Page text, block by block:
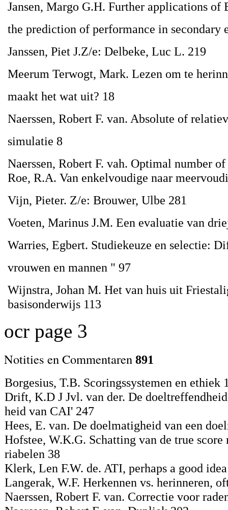
Jansen, Margo G.H. Further applications of
the prediction of performance in secondary
Janssen, Piet J.Z/e: Delbeke, Luc L. 219
Meerum Terwogt, Mark. Lezen om te
maakt het wat uit? 18
Naerssen, Robert F. van. Absolute of
simulatie 8
Naerssen, Robert F. vah. Optimal number
Roe, R.A. Van enkelvoudige naar
Vijn, Pieter. Z/e: Brouwer, Ulbe 281
Voeten, Marinus J.M. Een evaluatie van
Warries, Egbert. Studiekeuze en selectie:
vrouwen en mannen " 97
Wijnstra, Johan M. Het van huis uit
basisonderwijs 113
ocr page 3
Notities en Commentaren 891
Borgesius, T.B. Scoringssystemen en ethiek
Drift, K.D J Jvl. van der. De
heid van CAI' 247
Hees, E. van. De doelmatigheid van een
Hofstee, W.K.G. Schatting van de true
riabelen 38
Klerk, Len F.W. de. ATI, perhaps a good
Langerak, W.F. Herkennen vs. herinneren,
Naerssen, Robert F. van. Correctie voor